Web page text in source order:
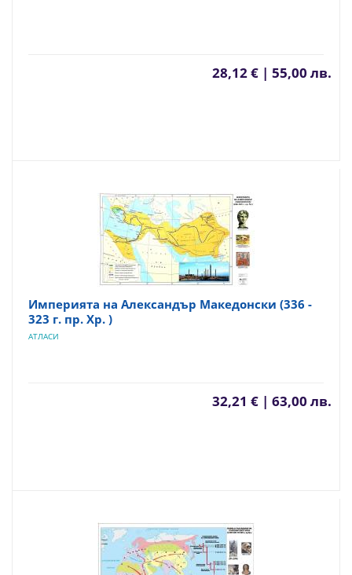
28,12 € | 55,00 лв.
Империята на Александър Македонски (336 -
323 г. пр. Хр. )
АТЛАСИ
32,21 € | 63,00 лв.